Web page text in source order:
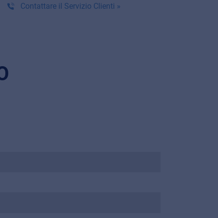
Contattare il Servizio Clienti »